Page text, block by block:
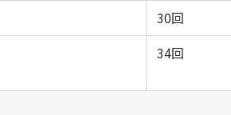
30回
34回